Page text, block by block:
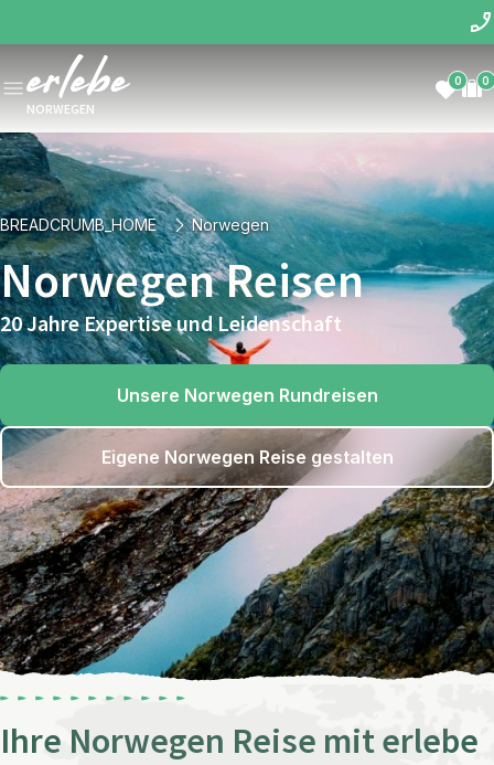
NORWEGEN
0 0
BREADCRUMB_HOME Norwegen
Norwegen Reisen
20 Jahre Expertise und Leidenschaft
Unsere Norwegen Rundreisen
Eigene Norwegen Reise gestalten
Ihre Norwegen Reise mit erlebe